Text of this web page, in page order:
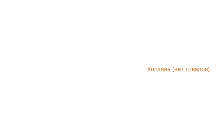
Корзина (нет товаров)